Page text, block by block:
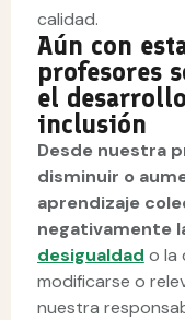
calidad.
Aún con
profesores
el
inclusión
Desde nuestra
disminuir o
aprendizaje
negativamente
desigualdad o la
modificarse o
nuestra